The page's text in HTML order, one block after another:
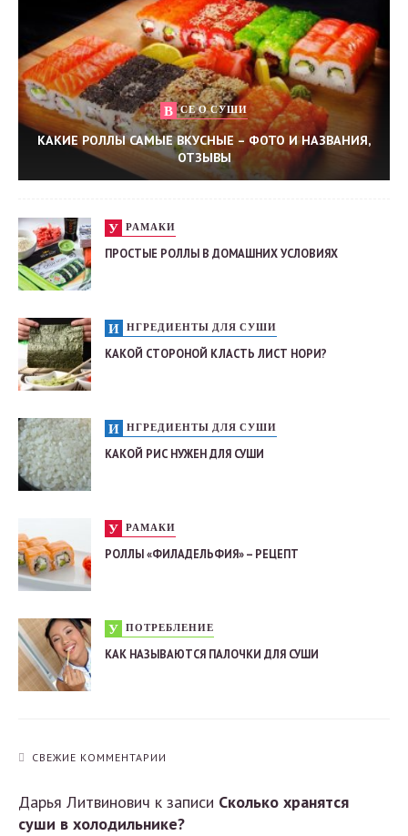
ВСЕ О СУШИ
КАКИЕ РОЛЛЫ САМЫЕ ВКУСНЫЕ – ФОТО И НАЗВАНИЯ,
ОТЗЫВЫ
УРАМАКИ
ПРОСТЫЕ РОЛЛЫ В ДОМАШНИХ УСЛОВИЯХ
ИНГРЕДИЕНТЫ ДЛЯ СУШИ
КАКОЙ СТОРОНОЙ КЛАСТЬ ЛИСТ НОРИ?
ИНГРЕДИЕНТЫ ДЛЯ СУШИ
КАКОЙ РИС НУЖЕН ДЛЯ СУШИ
УРАМАКИ
РОЛЛЫ «ФИЛАДЕЛЬФИЯ» – РЕЦЕПТ
УПОТРЕБЛЕНИЕ
КАК НАЗЫВАЮТСЯ ПАЛОЧКИ ДЛЯ СУШИ
СВЕЖИЕ КОММЕНТАРИИ
Дарья Литвинович к записи Сколько хранятся
суши в холодильнике?